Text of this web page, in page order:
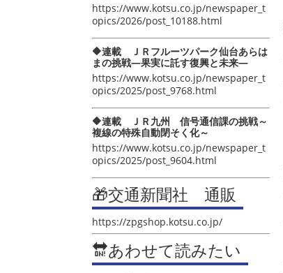
https://www.kotsu.co.jp/newspaper_t
opics/2026/post_10188.html
🔶連載 ＪＲフルーツパーク仙台あらは
まの挑戦―果実に託す復興と未来―
https://www.kotsu.co.jp/newspaper_t
opics/2025/post_9768.html
🔶連載 ＪＲ九州 信号通信課の挑戦～
複線の特殊自動閉そく化～
https://www.kotsu.co.jp/newspaper_t
opics/2025/post_9604.html
🎁交通新聞社 通販
https://zpgshop.kotsu.co.jp/
🔛あわせて読みたい